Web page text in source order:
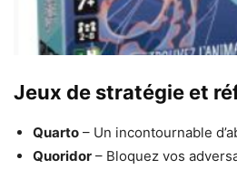
Jeux de stratégie et
Quarto – Un incontournable
Quoridor – Bloquez vos